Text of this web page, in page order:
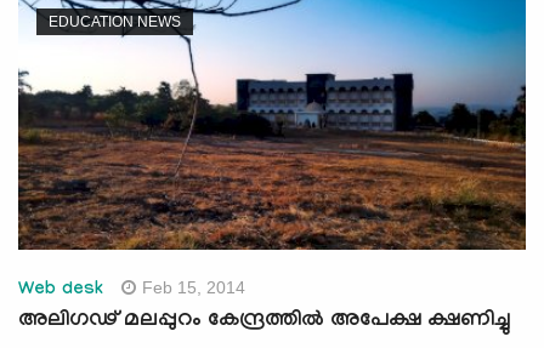
EDUCATION NEWS
Web desk Feb 15, 2014
അലിഗഢ് മലപ്പുറം കേന്ദ്രത്തില്‍ അപേക്ഷ ക്ഷണിച്ചു